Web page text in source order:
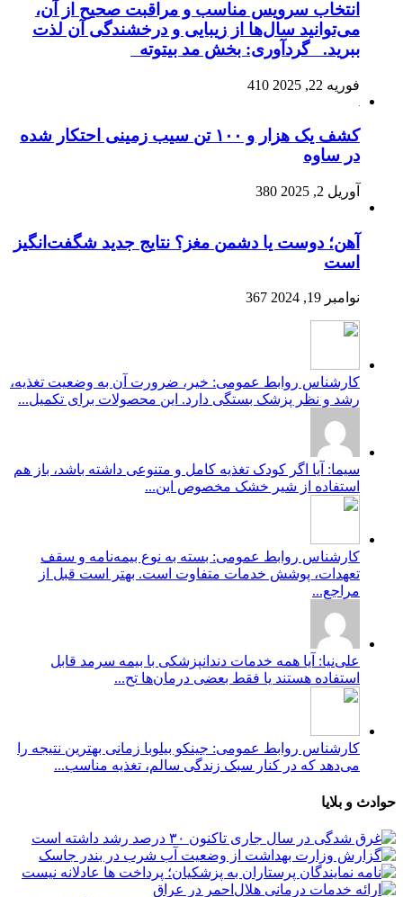
انتخاب سرویس مناسب و مراقبت صحیح از آن،
می‌توانید سال‌ها از زیبایی و درخشندگی آن لذت
ببرید. گردآوری: بخش مد بیتوته
فوریه 22, 2025 410
کشف یک هزار و ۱۰۰ تن سیب زمینی احتکار شده
در ساوه
آوریل 2, 2025 380
آهن؛ دوست یا دشمن مغز؟ نتایج جدید شگفت‌انگیز
است
نوامبر 19, 2024 367
کارشناس روابط عمومی: خیر، ضرورت آن به وضعیت تغذیه،
رشد و نظر پزشک بستگی دارد. این محصولات برای تکمیل...
سیما: آیا اگر کودک تغذیه کامل و متنوعی داشته باشد، باز هم
استفاده از شیر خشک مخصوص این...
کارشناس روابط عمومی: بسته به نوع بیمه‌نامه و سقف
تعهدات، پوشش خدمات متفاوت است. بهتر است قبل از
مراجع...
علی‌نیا: آیا همه خدمات دندانپزشکی با بیمه سرمد قابل
استفاده هستند یا فقط بعضی درمان‌ها تح...
کارشناس روابط عمومی: جینکو بیلوبا زمانی بهترین نتیجه را
می‌دهد که در کنار سبک زندگی سالم، تغذیه مناسب...
حوادث و بلایا